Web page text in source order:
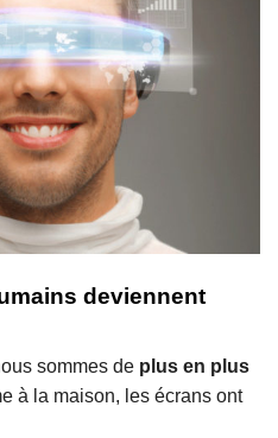
deviennent
sommes de plus en plus
à la maison, les écrans ont